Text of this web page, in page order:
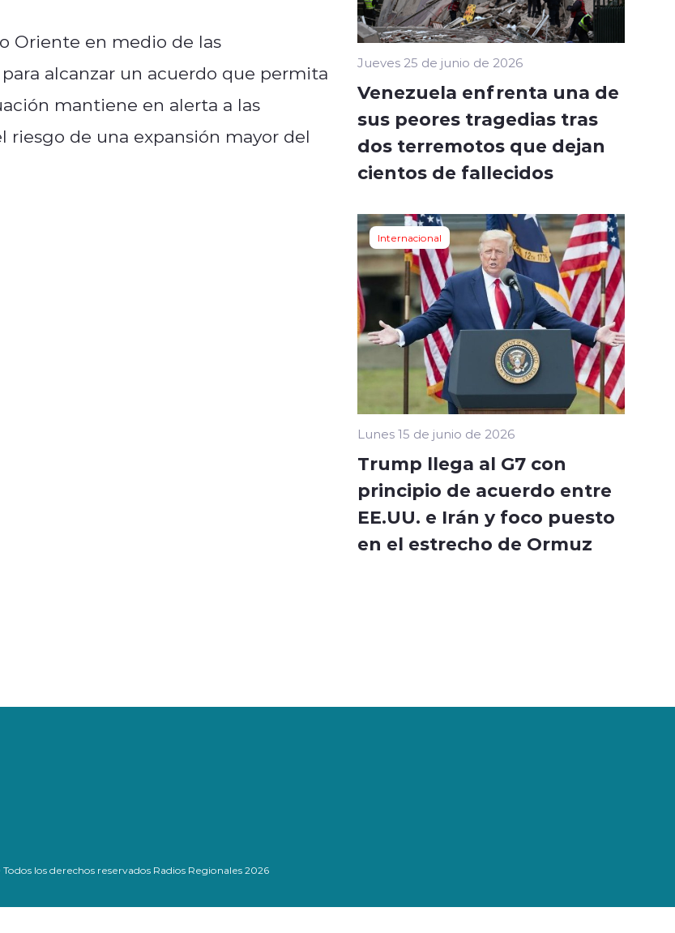
Oriente en medio de las
alcanzar un acuerdo que permita
mantiene en alerta a las
de una expansión mayor del
Jueves 25 de junio de 2026
Venezuela enfrenta una de
sus peores tragedias tras
dos terremotos que dejan
cientos de fallecidos
Internacional
Lunes 15 de junio de 2026
Trump llega al G7 con
principio de acuerdo entre
EE.UU. e Irán y foco puesto
en el estrecho de Ormuz
los derechos reservados Radios Regionales 2026